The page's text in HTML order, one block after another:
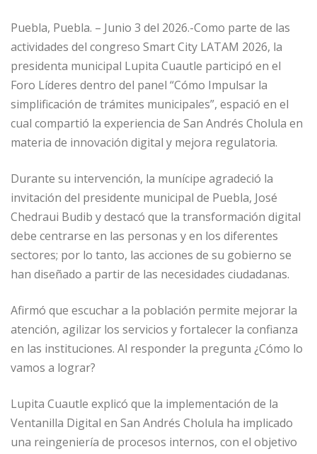
Puebla, Puebla. – Junio 3 del 2026.-Como parte de las
actividades del congreso Smart City LATAM 2026, la
presidenta municipal Lupita Cuautle participó en el
Foro Líderes dentro del panel “Cómo Impulsar la
simplificación de trámites municipales”, espació en el
cual compartió la experiencia de San Andrés Cholula en
materia de innovación digital y mejora regulatoria.
Durante su intervención, la munícipe agradeció la
invitación del presidente municipal de Puebla, José
Chedraui Budib y destacó que la transformación digital
debe centrarse en las personas y en los diferentes
sectores; por lo tanto, las acciones de su gobierno se
han diseñado a partir de las necesidades ciudadanas.
Afirmó que escuchar a la población permite mejorar la
atención, agilizar los servicios y fortalecer la confianza
en las instituciones. Al responder la pregunta ¿Cómo lo
vamos a lograr?
Lupita Cuautle explicó que la implementación de la
Ventanilla Digital en San Andrés Cholula ha implicado
una reingeniería de procesos internos, con el objetivo